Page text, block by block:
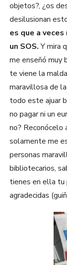
objetos?, ¿os
desilusionan
es que a
un SOS.Y mira
me enseñó muy
te viene la
maravillosa de
todo este ajuar
no pagar ni un
no? Reconócelo
solamente me
personas
bibliotecarios,
tienes en ella tu
agradecidas